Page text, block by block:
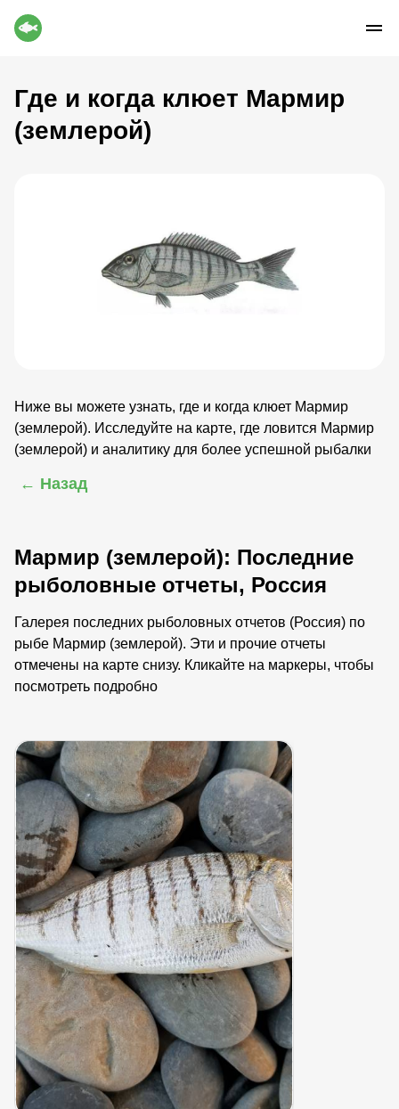
Где и когда клюет Мармир
(землерой)
Ниже вы можете узнать, где и когда клюет Мармир
(землерой). Исследуйте на карте, где ловится Мармир
(землерой) и аналитику для более успешной рыбалки
← Назад
Мармир (землерой): Последние
рыболовные отчеты, Россия
Галерея последних рыболовных отчетов (Россия) по
рыбе Мармир (землерой). Эти и прочие отчеты
отмечены на карте снизу. Кликайте на маркеры, чтобы
посмотреть подробно